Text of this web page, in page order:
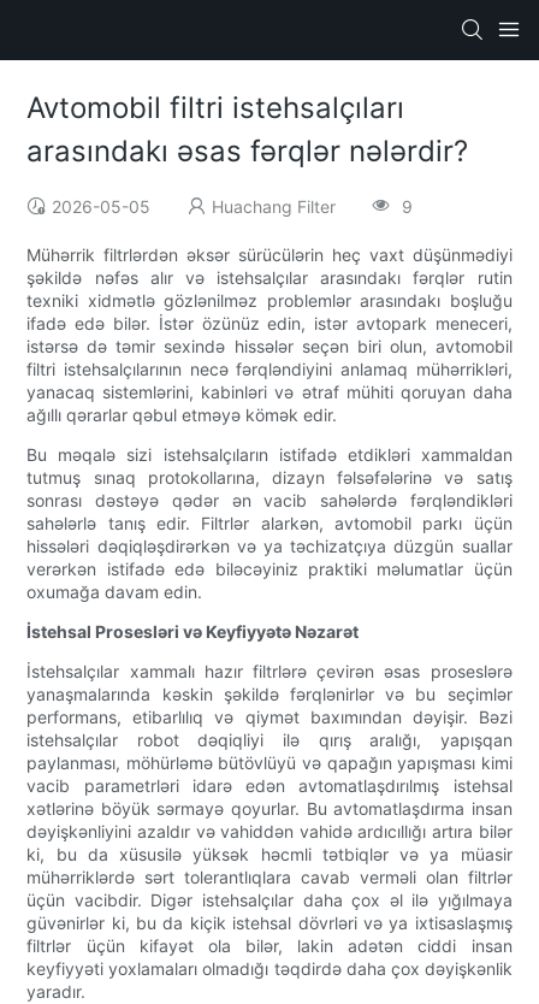
Avtomobil filtri istehsalçıları
arasındakı əsas fərqlər nələrdir?
2026-05-05 Huachang Filter 9
Mühərrik filtrlərdən əksər sürücülərin heç vaxt düşünmədiyi
şəkildə nəfəs alır və istehsalçılar arasındakı fərqlər rutin
texniki xidmətlə gözlənilməz problemlər arasındakı boşluğu
ifadə edə bilər. İstər özünüz edin, istər avtopark meneceri,
istərsə də təmir sexində hissələr seçən biri olun, avtomobil
filtri istehsalçılarının necə fərqləndiyini anlamaq mühərrikləri,
yanacaq sistemlərini, kabinləri və ətraf mühiti qoruyan daha
ağıllı qərarlar qəbul etməyə kömək edir.
Bu məqalə sizi istehsalçıların istifadə etdikləri xammaldan
tutmuş sınaq protokollarına, dizayn fəlsəfələrinə və satış
sonrası dəstəyə qədər ən vacib sahələrdə fərqləndikləri
sahələrlə tanış edir. Filtrlər alarkən, avtomobil parkı üçün
hissələri dəqiqləşdirərkən və ya təchizatçıya düzgün suallar
verərkən istifadə edə biləcəyiniz praktiki məlumatlar üçün
oxumağa davam edin.
İstehsal Prosesləri və Keyfiyyətə Nəzarət
İstehsalçılar xammalı hazır filtrlərə çevirən əsas proseslərə
yanaşmalarında kəskin şəkildə fərqlənirlər və bu seçimlər
performans, etibarlılıq və qiymət baxımından dəyişir. Bəzi
istehsalçılar robot dəqiqliyi ilə qırış aralığı, yapışqan
paylanması, möhürləmə bütövlüyü və qapağın yapışması kimi
vacib parametrləri idarə edən avtomatlaşdırılmış istehsal
xətlərinə böyük sərmayə qoyurlar. Bu avtomatlaşdırma insan
dəyişkənliyini azaldır və vahiddən vahidə ardıcıllığı artıra bilər
ki, bu da xüsusilə yüksək həcmli tətbiqlər və ya müasir
mühərriklərdə sərt tolerantlıqlara cavab verməli olan filtrlər
üçün vacibdir. Digər istehsalçılar daha çox əl ilə yığılmaya
güvənirlər ki, bu da kiçik istehsal dövrləri və ya ixtisaslaşmış
filtrlər üçün kifayət ola bilər, lakin adətən ciddi insan
keyfiyyəti yoxlamaları olmadığı təqdirdə daha çox dəyişkənlik
yaradır.